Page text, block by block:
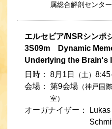
属総合解剖センター
エルセビア/NSRシンポ
3S09m Dynamic
Underlying the Brain's
日時：
8月1日 （土）
会場：
第9会場 （神戸国
室）
オーガナイザー：